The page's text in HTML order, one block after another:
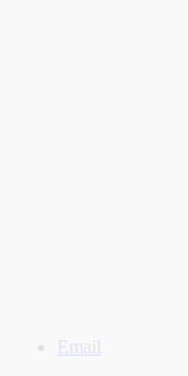
Email